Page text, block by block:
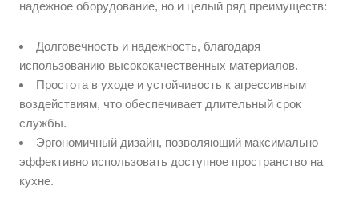
надежное оборудование, но и целый ряд преимуществ:
Долговечность и надежность, благодаря
использованию высококачественных материалов.
Простота в уходе и устойчивость к агрессивным
воздействиям, что обеспечивает длительный срок
службы.
Эргономичный дизайн, позволяющий максимально
эффективно использовать доступное пространство на
кухне.